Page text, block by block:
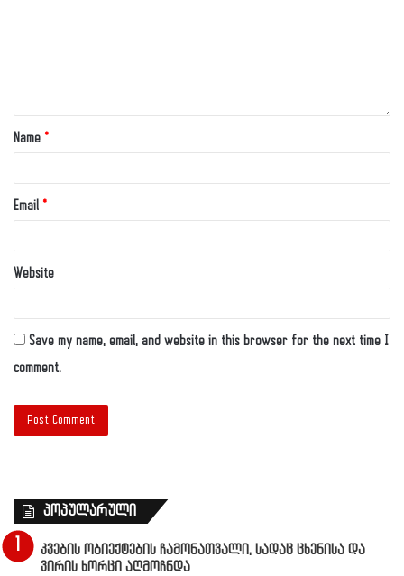
Name *
Email *
Website
Save my name, email, and website in this browser for the next time I
comment.
პოპულარული
კვების ობიექტების ჩამონათვალი, სადაც ცხენისა და
ვირის ხორცი აღმოჩნდა